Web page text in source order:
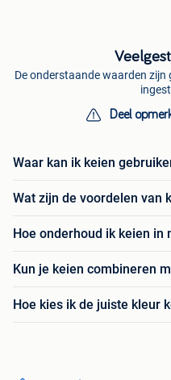
De onderstaande waarden zijn
Deel
Waar kan ik keien
Wat zijn de voordelen van
Hoe onderhoud ik keien in
Kun je keien combineren
Hoe kies ik de juiste kleur